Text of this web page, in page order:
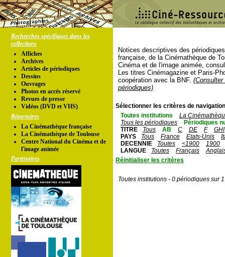
Recherches spécifiques dans les
collections
Affiches
Archives
Articles de périodiques
Dessins
Ouvrages
Photos en accés réservé
Revues de presse
Vidéos (DVD et VHS)
Répertoires
La Cinémathèque française
La Cinémathèque de Toulouse
Centre National du Cinéma et de
l'image animée
Partenaires
Notices descriptives des
française, de la Cinémathèque de
Cinéma et de l'image animée,
Les titres Cinémagazine et Paris-
coopération avec la BNF.
périodiques)
Sélectionner les critères de
Toutes institutions
La
Tous les périodiques
Périodiques
TITRE
Tous AB C DE F
GHI
PAYS
Tous France Etats-Unis
DECENNIE
Toutes <1900
1900
LANGUE
Toutes Français
Réinitialiser les critères
Toutes institutions - 0 périodiques sur